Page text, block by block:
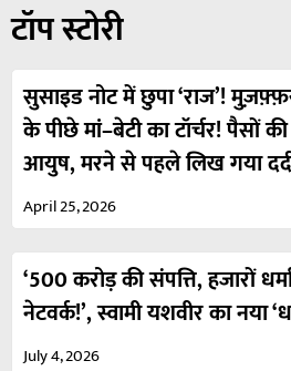
टॉप स्टोरी
सुसाइड नोट में छुपा ‘राज’!
के पीछे मां–बेटी का टॉर्चर! पैसों
आयुष, मरने से पहले लिख गया
April 25, 2026
‘500 करोड़ की संपत्ति, हजारों
नेटवर्क!’, स्वामी यशवीर का नया
July 4, 2026